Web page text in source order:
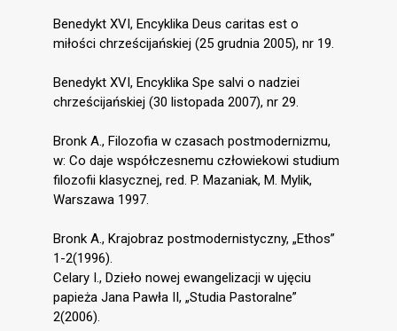
Benedykt XVI, Encyklika Deus caritas est o
miłości chrześcijańskiej (25 grudnia 2005), nr 19.
Benedykt XVI, Encyklika Spe salvi o nadziei
chrześcijańskiej (30 listopada 2007), nr 29.
Bronk A., Filozofia w czasach postmodernizmu,
w: Co daje współczesnemu człowiekowi studium
filozofii klasycznej, red. P. Mazaniak, M. Mylik,
Warszawa 1997.
Bronk A., Krajobraz postmodernistyczny, „Ethos”
1-2(1996).
Celary I., Dzieło nowej ewangelizacji w ujęciu
papieża Jana Pawła II, „Studia Pastoralne”
2(2006).